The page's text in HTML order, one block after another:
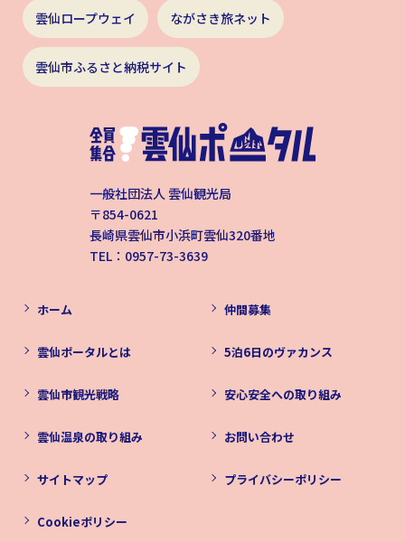
雲仙ロープウェイ ながさき旅ネット
雲仙市ふるさと納税サイト
一般社団法人 雲仙観光局
〒854-0621
長崎県雲仙市小浜町雲仙320番地
TEL：0957-73-3639
ホーム
雲仙ポータルとは
雲仙市観光戦略
雲仙温泉の取り組み
仲間募集
5泊6日のヴァカンス
安心安全への取り組み
お問い合わせ
サイトマップ プライバシーポリシー
Cookieポリシー